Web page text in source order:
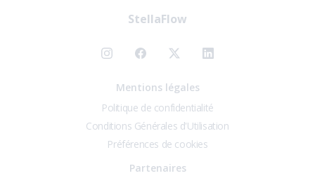
StellaFlow
Mentions légales
Politique de confidentialité
Conditions Générales d'Utilisation
Préférences de cookies
Partenaires